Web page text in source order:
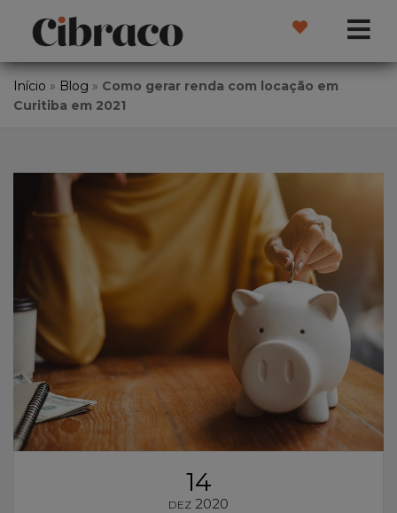
Início » Blog » Como gerar renda com locação em
Curitiba em 2021
14
DEZ 2020